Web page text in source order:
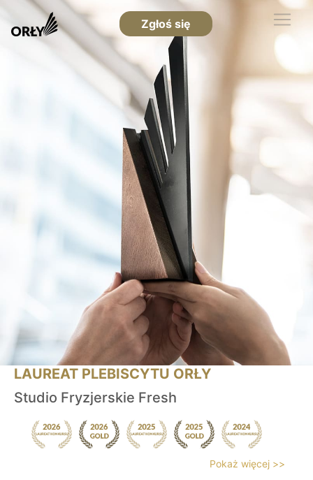
Zgłoś się
LAUREAT PLEBISCYTU ORŁY
Studio Fryzjerskie Fresh
Pokaż więcej >>